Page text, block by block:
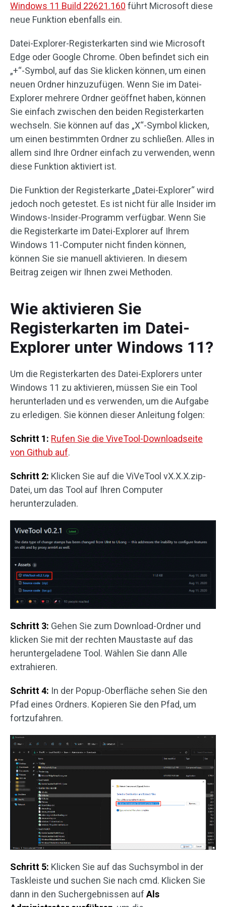
Windows 11 Build 22621.160 führt Microsoft diese
neue Funktion ebenfalls ein.
Datei-Explorer-Registerkarten sind wie Microsoft
Edge oder Google Chrome. Oben befindet sich ein
„+“-Symbol, auf das Sie klicken können, um einen
neuen Ordner hinzuzufügen. Wenn Sie im Datei-
Explorer mehrere Ordner geöffnet haben, können
Sie einfach zwischen den beiden Registerkarten
wechseln. Sie können auf das „X“-Symbol klicken,
um einen bestimmten Ordner zu schließen. Alles in
allem sind Ihre Ordner einfach zu verwenden, wenn
diese Funktion aktiviert ist.
Die Funktion der Registerkarte „Datei-Explorer“ wird
jedoch noch getestet. Es ist nicht für alle Insider im
Windows-Insider-Programm verfügbar. Wenn Sie
die Registerkarte im Datei-Explorer auf Ihrem
Windows 11-Computer nicht finden können,
können Sie sie manuell aktivieren. In diesem
Beitrag zeigen wir Ihnen zwei Methoden.
Wie aktivieren Sie
Registerkarten im Datei-
Explorer unter Windows 11?
Um die Registerkarten des Datei-Explorers unter
Windows 11 zu aktivieren, müssen Sie ein Tool
herunterladen und es verwenden, um die Aufgabe
zu erledigen. Sie können dieser Anleitung folgen:
Schritt 1: Rufen Sie die ViveTool-Downloadseite
von Github auf.
Schritt 2: Klicken Sie auf die ViVeTool vX.X.X.zip-
Datei, um das Tool auf Ihren Computer
herunterzuladen.
Schritt 3: Gehen Sie zum Download-Ordner und
klicken Sie mit der rechten Maustaste auf das
heruntergeladene Tool. Wählen Sie dann Alle
extrahieren.
Schritt 4: In der Popup-Oberfläche sehen Sie den
Pfad eines Ordners. Kopieren Sie den Pfad, um
fortzufahren.
Schritt 5: Klicken Sie auf das Suchsymbol in der
Taskleiste und suchen Sie nach cmd. Klicken Sie
dann in den Suchergebnissen auf Als